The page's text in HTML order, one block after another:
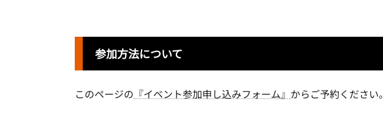
参加方法について
このページの 『イベント参加申し込みフォーム』 からご予約ください。